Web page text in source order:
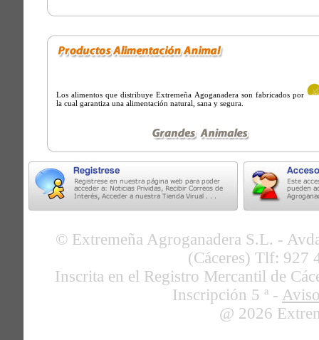
Los alimentos que distribuye Extremeña Agoganadera son fabricados por
la cual garantiza una alimentación natural, sana y segura.
© Extremeña Agroganadera S.L. -
(Cáceres) Tlf: 927
Inscrita en el Registro Mercantil de
Inscripción 5 ª -
@ 2026